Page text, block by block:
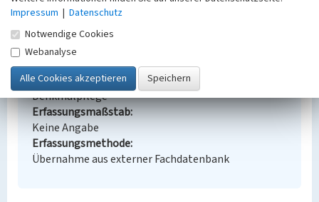
Schlagwörter
Turnhalle
Ort
Hörlitz
Fachsicht(en)
Denkmalpflege
Erfassungsmaßstab
Keine Angabe
Erfassungsmethode
Übernahme aus externer Fachdatenbank
Impressum | Datenschutz
Notwendige Cookies
Webanalyse